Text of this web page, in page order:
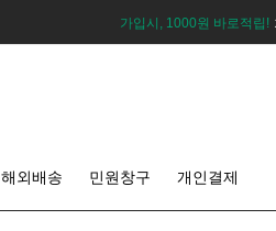
가입시, 1000원 바로적립!
해외배송 민원창구 개인결제